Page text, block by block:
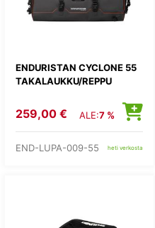
ENDURISTAN CYCLONE 55
TAKALAUKKU/REPPU
259,00 € ALE:7 %
END-LUPA-009-55 heti verkosta